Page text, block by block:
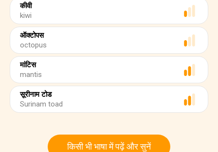
कीवी
kiwi
ऑक्टोपस
octopus
मांटिस
mantis
सूरीनाम टोड
Surinam toad
किसी भी भाषा में पढ़ें और सुनें